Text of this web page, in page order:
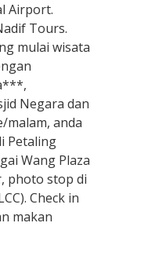
Airport.
Tours.
mulai wisata
Negara dan
malam, anda
Petaling
Wang Plaza
photo stop di
Check in
makan